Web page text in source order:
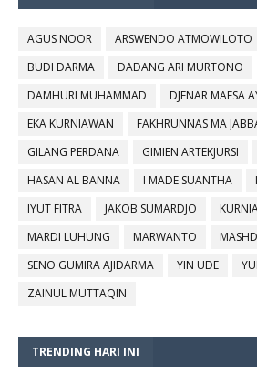
AGUS NOOR ARSWENDO ATMOWILOTO
BUDI DARMA
DADANG ARI MURTONO
DAMHURI MUHAMMAD
DJENAR MAESA
EKA KURNIAWAN
FAKHRUNNAS MA
GILANG PERDANA
GIMIEN ARTEKJURSI
HASAN AL BANNA
I MADE SUANTHA
IYUT FITRA
JAKOB SUMARDJO
MARDI LUHUNG
MARWANTO
SENO GUMIRA AJIDARMA
YIN UDE
ZAINUL MUTTAQIN
TRENDING HARI INI